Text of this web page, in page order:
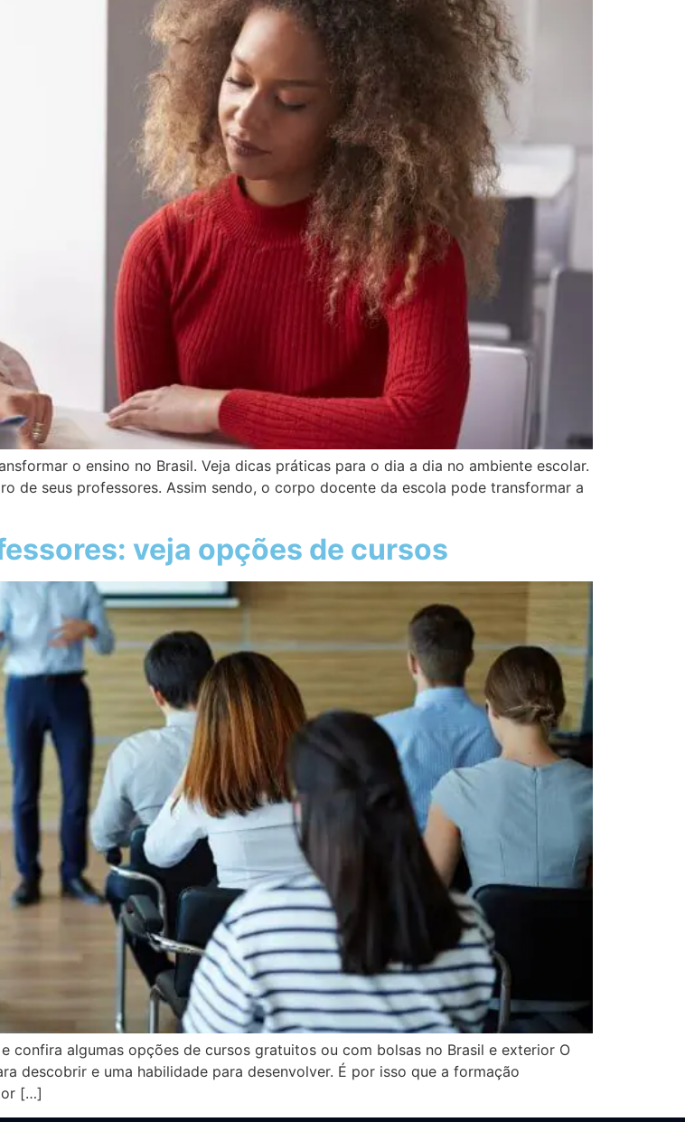
o ensino no Brasil. Veja dicas práticas para o dia a dia no ambiente escolar.
de seus professores. Assim sendo, o corpo docente da escola pode transformar a
veja opções de cursos
confira algumas opções de cursos gratuitos ou com bolsas no Brasil e exterior O
descobrir e uma habilidade para desenvolver. É por isso que a formação
[…]